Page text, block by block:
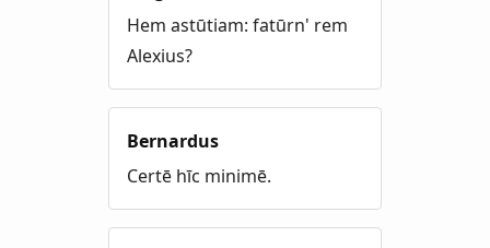
Hem astūtiam: fatūrn' rem
Alexius?
Bernardus
Certē hīc minimē.